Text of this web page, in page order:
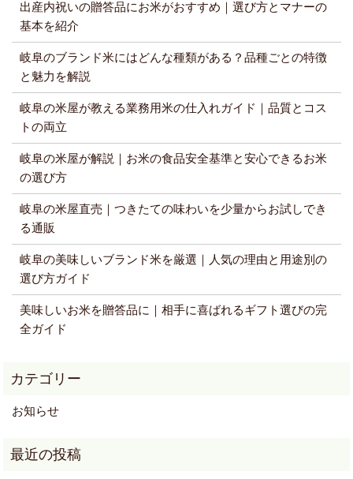
出産内祝いの贈答品にお米がおすすめ｜選び方とマナーの
基本を紹介
岐阜のブランド米にはどんな種類がある？品種ごとの特徴
と魅力を解説
岐阜の米屋が教える業務用米の仕入れガイド｜品質とコス
トの両立
岐阜の米屋が解説｜お米の食品安全基準と安心できるお米
の選び方
岐阜の米屋直売｜つきたての味わいを少量からお試しでき
る通販
岐阜の美味しいブランド米を厳選｜人気の理由と用途別の
選び方ガイド
美味しいお米を贈答品に｜相手に喜ばれるギフト選びの完
全ガイド
お知らせ